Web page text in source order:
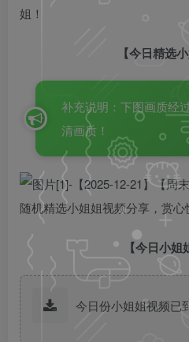
姐！
【今日精选
补充说明：下图画质经
清画质！
【今日小姐
今日份小姐姐视频已